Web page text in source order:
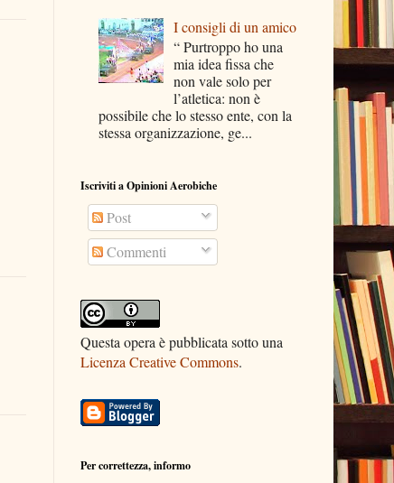
I consigli di un amico
“ Purtroppo ho una
mia idea fissa che
non vale solo per
l’atletica: non è
possibile che lo stesso ente, con la
stessa organizzazione, ge...
Iscriviti a Opinioni Aerobiche
Post
Commenti
Questa opera è pubblicata sotto una
Licenza Creative Commons.
Per correttezza, informo